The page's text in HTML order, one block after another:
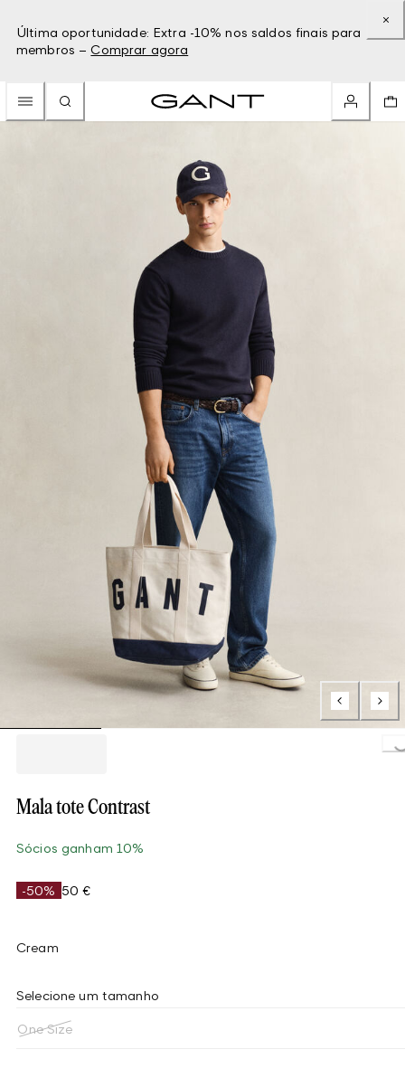
Última oportunidade: Extra -10% nos saldos finais para
membros – Comprar agora
Loading...
Mala tote Contrast
Sócios ganham 10%
-50% 50 €
Cream
Selecione um tamanho
One Size